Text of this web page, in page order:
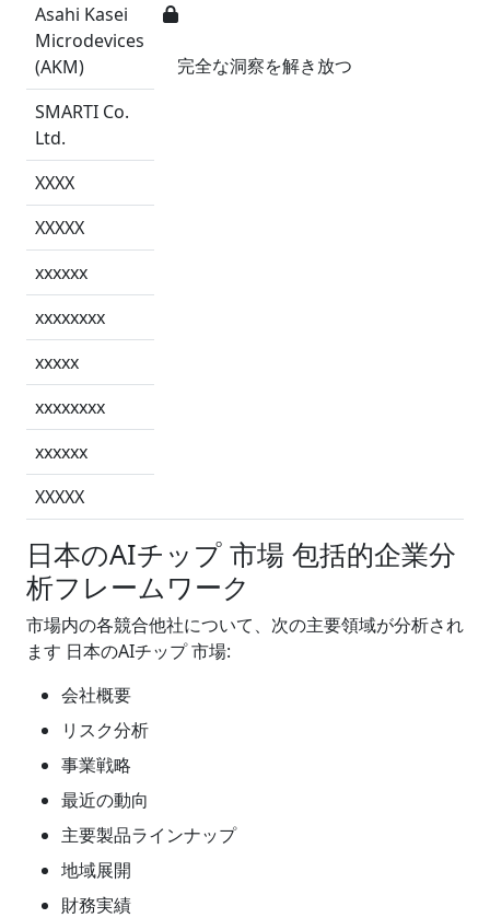
Asahi Kasei
Microdevices
(AKM)
完全な洞察を解き放つ
SMARTI Co.
Ltd.
XXXX
XXXXX
xxxxxx
xxxxxxxx
xxxxx
xxxxxxxx
xxxxxx
XXXXX
日本のAIチップ 市場 包括的企業分
析フレームワーク
市場内の各競合他社について、次の主要領域が分析され
ます 日本のAIチップ 市場:
会社概要
リスク分析
事業戦略
最近の動向
主要製品ラインナップ
地域展開
財務実績